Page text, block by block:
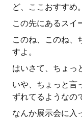
ど、ここおすすめ。
この先にあるスイ
このね、このね、
すよ。
はいさて、ちょっ
いや、ちょっと言
ずれてるようなの
なんか展示会に入